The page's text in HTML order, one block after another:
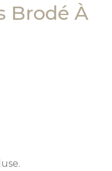
Brodé À